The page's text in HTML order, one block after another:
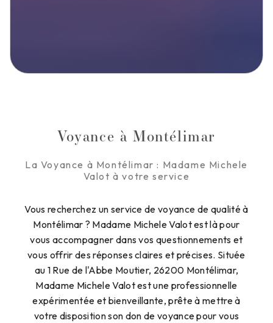
Voyance à Montélimar
La Voyance à Montélimar : Madame Michele
Valot à votre service
Vous recherchez un service de voyance de qualité à
Montélimar ? Madame Michele Valot est là pour
vous accompagner dans vos questionnements et
vous offrir des réponses claires et précises. Située
au 1 Rue de l'Abbe Moutier, 26200 Montélimar,
Madame Michele Valot est une professionnelle
expérimentée et bienveillante, prête à mettre à
votre disposition son don de voyance pour vous